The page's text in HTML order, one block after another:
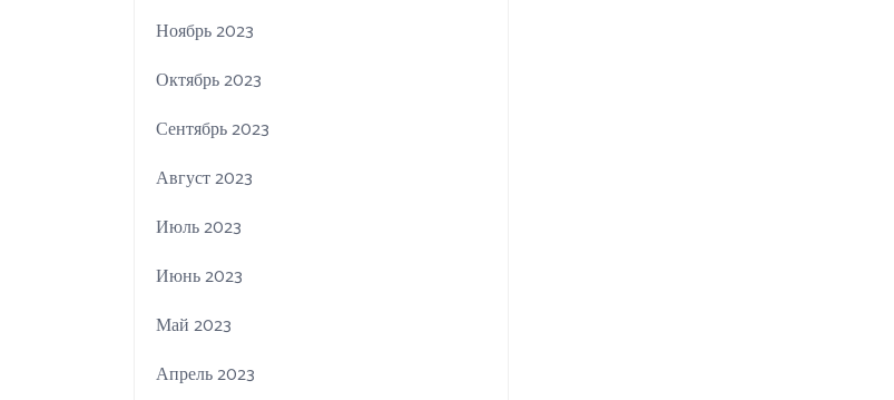
Ноябрь 2023
Октябрь 2023
Сентябрь 2023
Август 2023
Июль 2023
Июнь 2023
Май 2023
Апрель 2023